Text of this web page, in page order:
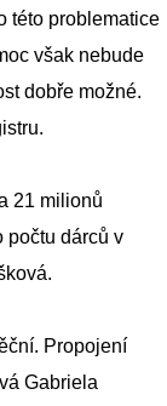
této problematice
však nebude
dobře možné.
21 milionů
počtu dárců v
Propojení
Gabriela